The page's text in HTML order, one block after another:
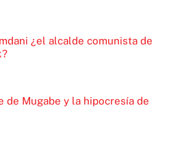
¿el alcalde comunista de
de Mugabe y la hipocresía de